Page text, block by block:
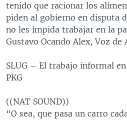
CIENCIA Y SALUD
VISIÓN 360
LAS CLAVES
PANORAMA
AUDIONOTICIAS
BUENOS DÍAS AMÉRICA
ESTADOS UNIDOS AL DÍA
EL MUNDO AL DÍA [RADIO]
FORO [RADIO]
DEPORTIVO INTERNACIONAL
NOTA ECONÓMICA
DOCUMENTALES DE LA VOA
Learning English
SÍGANOS
Idiomas
tenido que racionar los
piden al gobierno en disputa
no les impida trabajar en la
Gustavo Ocando Alex, Voz de
SLUG – El trabajo informal
PKG
((NAT SOUND))
“O sea, que pasa un carro